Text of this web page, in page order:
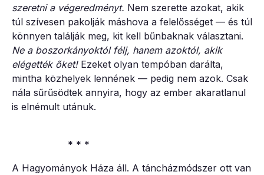
szeretni a végeredményt. Nem szerette azokat, akik
túl szívesen pakolják máshova a felelősséget — és túl
könnyen találják meg, kit kell bűnbaknak választani.
Ne a boszorkányoktól félj, hanem azoktól, akik
elégették őket!Ezeket olyan tempóban darálta,
mintha közhelyek lennének — pedig nem azok. Csak
nála sűrűsödtek annyira, hogy az ember akaratlanul
is elnémult utánuk.
* * *
A Hagyományok Háza áll. A táncházmódszer ott van